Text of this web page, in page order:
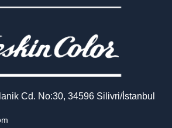
Cd. No:30, 34596 Silivri/İstanbul